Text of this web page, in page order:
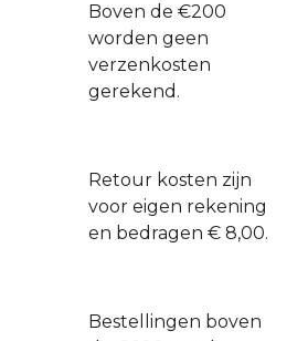
Boven de €200
worden geen
verzenkosten
gerekend.
Retour kosten zijn
voor eigen rekening
en bedragen € 8,00.
Bestellingen boven